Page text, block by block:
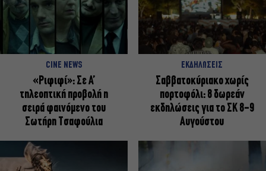
CINE NEWS
«Ριφιφί»: Σε Α’
τηλεοπτική προβολή η
σειρά φαινόμενο του
Σωτήρη Τσαφούλια
ΕΚΔΗΛΩΣΕΙΣ
Σαββατοκύριακο χωρίς
πορτοφόλι: 8 δωρεάν
εκδηλώσεις για το ΣΚ 8-9
Αυγούστου